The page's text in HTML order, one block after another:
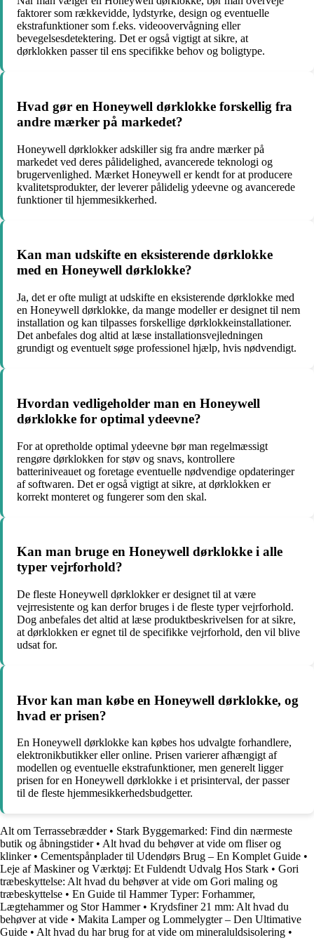
faktorer som rækkevidde, lydstyrke, design og eventuelle
ekstrafunktioner som f.eks. videoovervågning eller
bevegelsesdetektering. Det er også vigtigt at sikre, at
dørklokken passer til ens specifikke behov og boligtype.
Hvad gør en Honeywell dørklokke forskellig fra
andre mærker på markedet?
Honeywell dørklokker adskiller sig fra andre mærker på
markedet ved deres pålidelighed, avancerede teknologi og
brugervenlighed. Mærket Honeywell er kendt for at producere
kvalitetsprodukter, der leverer pålidelig ydeevne og avancerede
funktioner til hjemmesikkerhed.
Kan man udskifte en eksisterende dørklokke
med en Honeywell dørklokke?
Ja, det er ofte muligt at udskifte en eksisterende dørklokke med
en Honeywell dørklokke, da mange modeller er designet til nem
installation og kan tilpasses forskellige dørklokkeinstallationer.
Det anbefales dog altid at læse installationsvejledningen
grundigt og eventuelt søge professionel hjælp, hvis nødvendigt.
Hvordan vedligeholder man en Honeywell
dørklokke for optimal ydeevne?
For at opretholde optimal ydeevne bør man regelmæssigt
rengøre dørklokken for støv og snavs, kontrollere
batteriniveauet og foretage eventuelle nødvendige opdateringer
af softwaren. Det er også vigtigt at sikre, at dørklokken er
korrekt monteret og fungerer som den skal.
Kan man bruge en Honeywell dørklokke i alle
typer vejrforhold?
De fleste Honeywell dørklokker er designet til at være
vejrresistente og kan derfor bruges i de fleste typer vejrforhold.
Dog anbefales det altid at læse produktbeskrivelsen for at sikre,
at dørklokken er egnet til de specifikke vejrforhold, den vil blive
udsat for.
Hvor kan man købe en Honeywell dørklokke, og
hvad er prisen?
En Honeywell dørklokke kan købes hos udvalgte forhandlere,
elektronikbutikker eller online. Prisen varierer afhængigt af
modellen og eventuelle ekstrafunktioner, men generelt ligger
prisen for en Honeywell dørklokke i et prisinterval, der passer
til de fleste hjemmesikkerhedsbudgetter.
Alt om Terrassebrædder• Stark Byggemarked: Find din nærmeste
butik og åbningstider• Alt hvad du behøver at vide om fliser og
klinker• Cementspånplader til Udendørs Brug – En Komplet Guide •
Leje af Maskiner og Værktøj: Et Fuldendt Udvalg Hos Stark • Gori
træbeskyttelse: Alt hvad du behøver at vide om Gori maling og
træbeskyttelse • En Guide til Hammer Typer: Forhammer,
Lægtehammer og Stor Hammer• Krydsfiner 21 mm: Alt hvad du
behøver at vide • Makita Lamper og Lommelygter – Den Ultimative
Guide • Alt hvad du har brug for at vide om mineraluldsisolering •